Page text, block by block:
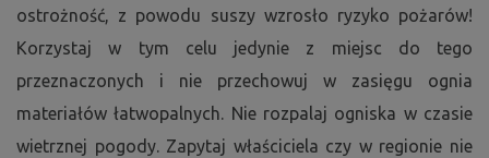
ostrożność, z powodu suszy wzrosło ryzyko pożarów!
Korzystaj w tym celu jedynie z miejsc do tego
przeznaczonych i nie przechowuj w zasięgu ognia
materiałów łatwopalnych. Nie rozpalaj ogniska w czasie
wietrznej pogody. Zapytaj właściciela czy w regionie nie